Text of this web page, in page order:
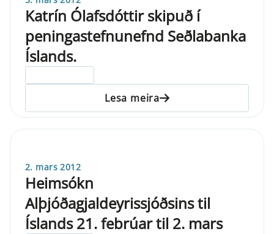
Katrín Ólafsdóttir skipuð í
peningastefnunefnd Seðlabanka
Íslands.
Lesa meira
2. mars 2012
Heimsókn
Alþjóðagjaldeyrissjóðsins til
Íslands 21. febrúar til 2. mars